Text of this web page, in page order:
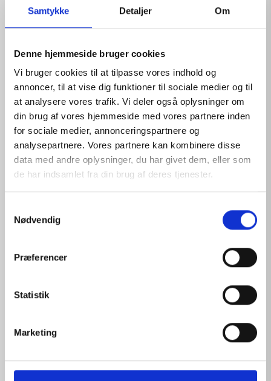
Samtykke Detaljer Om
Denne hjemmeside bruger cookies
Vi bruger cookies til at tilpasse vores indhold og
annoncer, til at vise dig funktioner til sociale medier og til
at analysere vores trafik. Vi deler også oplysninger om
din brug af vores hjemmeside med vores partnere inden
for sociale medier, annonceringspartnere og
analysepartnere. Vores partnere kan kombinere disse
data med andre oplysninger, du har givet dem, eller som
de har indsamlet fra din brug af deres tjenester.
Nødvendig
Præferencer
Statistik
Marketing
PHYSIOLOGICAL SOLUTION REFILL 16